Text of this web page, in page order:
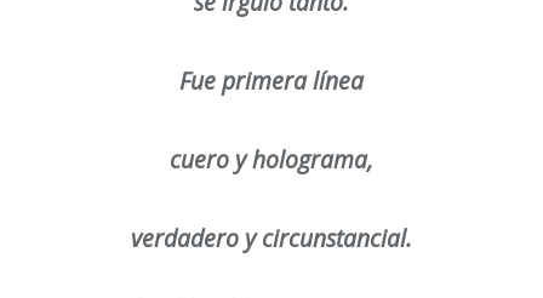
Fue primera línea
cuero y holograma,
verdadero y circunstancial.